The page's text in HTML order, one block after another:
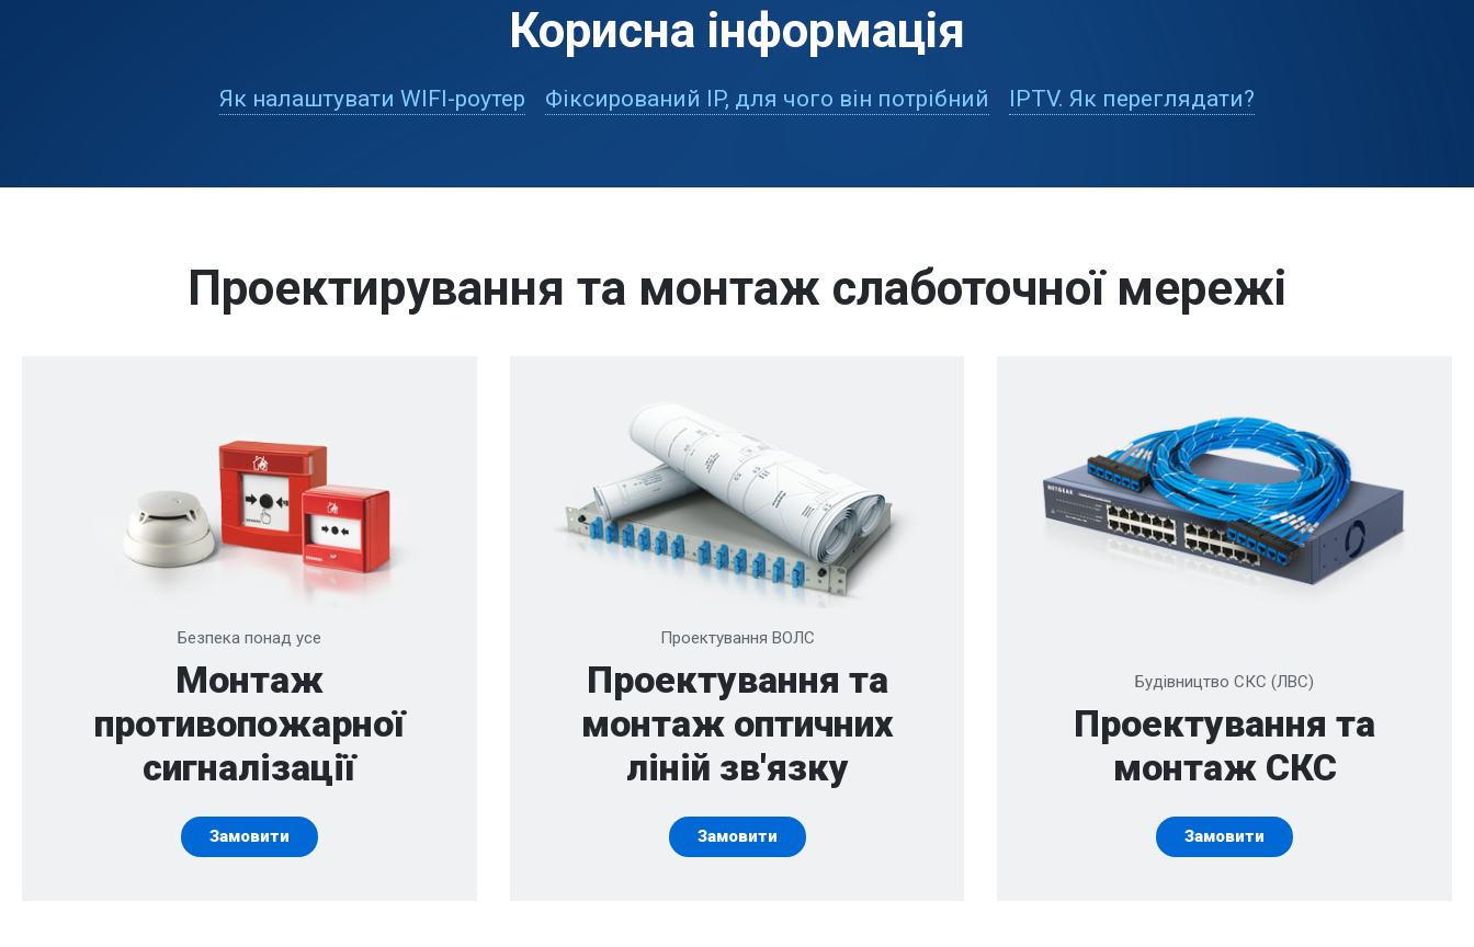
Корисна інформація
Як налаштувати WIFI-роутер Фіксирований IP, для чого він потрібний IPTV. Як переглядати?
Проектирування та монтаж слаботочної мережі
Безпека понад усе
Монтаж
противопожарної
сигналізації
Замовити
Проектування ВОЛС
Проектування та
монтаж оптичних
ліній зв'язку
Замовити
Будівництво СКС (ЛВС)
Проектування та
монтаж СКС
Замовити